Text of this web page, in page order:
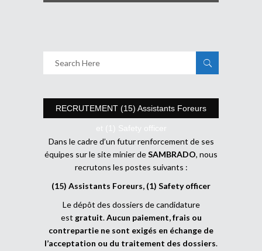
RECRUTEMENT (15) Assistants Foreurs
et (1) Safety officer
Dans le cadre d’un futur renforcement de ses
équipes sur le site minier deSAMBRADO, nous
recrutons les postes suivants :
(15) Assistants Foreurs, (1) Safety officer
Le dépôt des dossiers de candidature
est gratuit.Aucun paiement, frais ou
contrepartie ne sont exigés en échange de
l’acceptation ou du traitement des dossiers.